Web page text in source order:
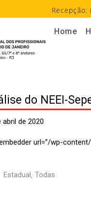
Home
do NEEI-
abril de 2020
url=”/wp-
Estadual, Todas